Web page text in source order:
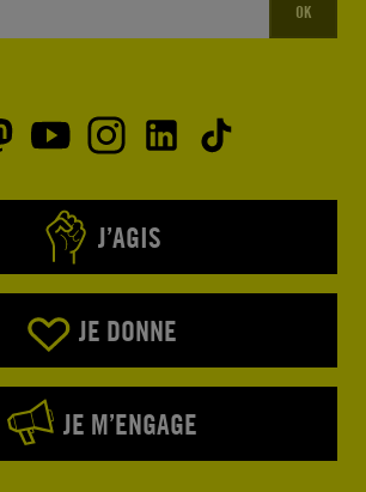
OK
J’AGIS
JE DONNE
JE M’ENGAGE